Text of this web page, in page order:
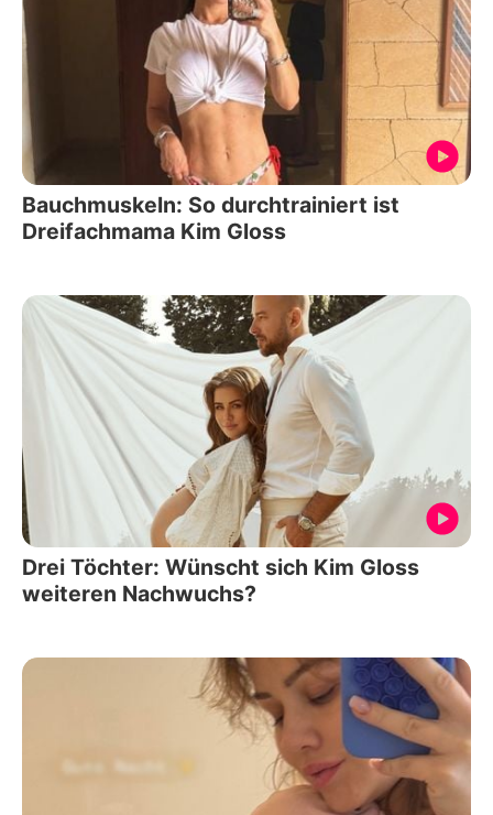
Bauchmuskeln: So durchtrainiert ist
Dreifachmama Kim Gloss
Drei Töchter: Wünscht sich Kim Gloss
weiteren Nachwuchs?